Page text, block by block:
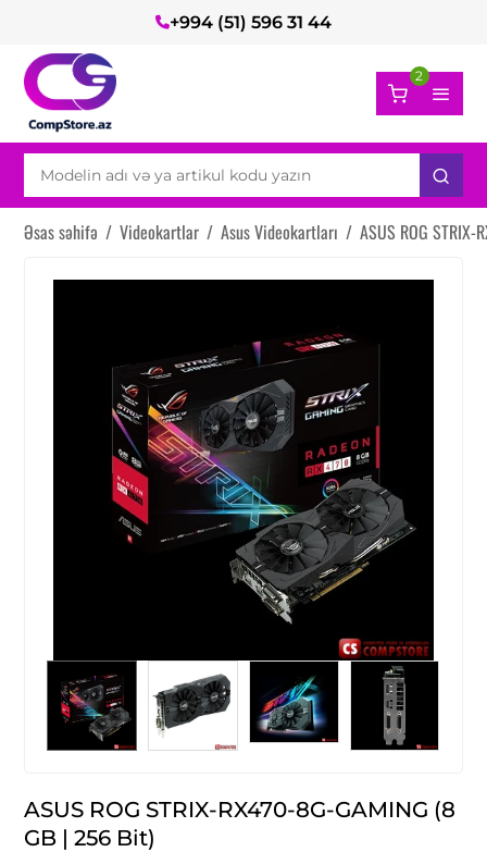
+994 (51) 596 31 44
2
Əsas səhifə / Videokartlar / Asus Videokartları / ASUS ROG
ASUS ROG STRIX-RX470-8G-GAMING (8
GB | 256 Bit)